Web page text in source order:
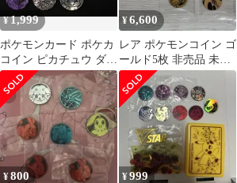
¥1,999
ポケモンカード ポケカ
コイン ピカチュウ ダー
クライ など 10枚
¥6,600
レア ポケモンコイン ゴ
ールド5枚 非売品 未使
用 ポケモンカード大会
¥800 ¥999